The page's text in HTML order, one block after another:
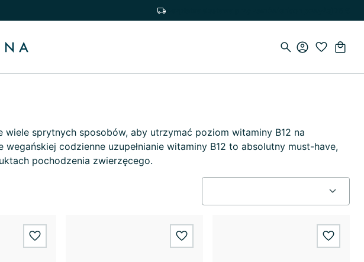
wiele sprytnych sposobów, aby utrzymać poziom witaminy B12 na
codzienne uzupełnianie witaminy B12 to absolutny must-have,
pochodzenia zwierzęcego.
wishlist.add wishlist.add